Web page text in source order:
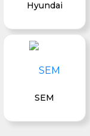
Hyundai
SEM